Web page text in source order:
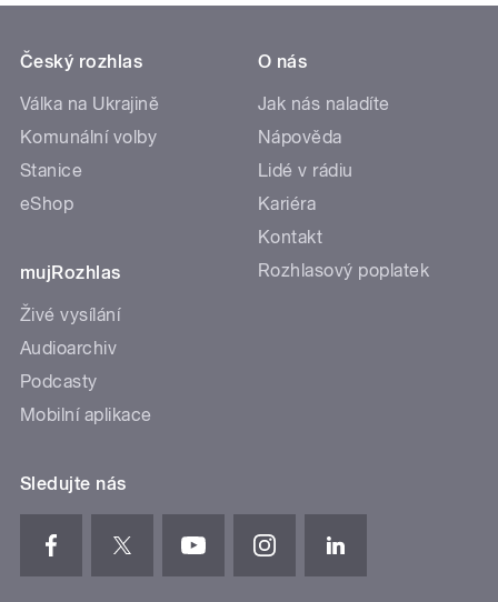
Český rozhlas
Válka na Ukrajině
Komunální volby
Stanice
eShop
mujRozhlas
Živé vysílání
Audioarchiv
Podcasty
Mobilní aplikace
O nás
Jak nás naladíte
Nápověda
Lidé v rádiu
Kariéra
Kontakt
Rozhlasový poplatek
Sledujte nás